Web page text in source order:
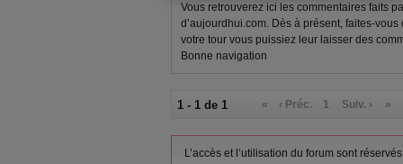
Vous retrouverez ici les commentaires faits
d’aujourdhui.com. Dès à présent, faites-
votre tour vous puissiez leur laisser des
Bonne navigation
1 - 1 de 1 « ‹ Préc. 1 Suiv. › »
L’accès et l’utilisation du forum sont